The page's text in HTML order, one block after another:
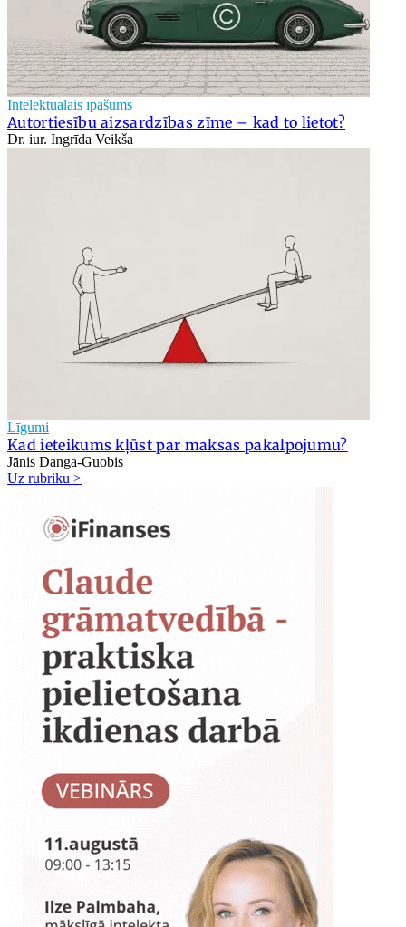
Intelektuālais īpašums
Autortiesību aizsardzības zīme – kad to lietot?
Dr. iur. Ingrīda Veikša
Līgumi
Kad ieteikums kļūst par maksas pakalpojumu?
Jānis Danga-Guobis
Uz rubriku >